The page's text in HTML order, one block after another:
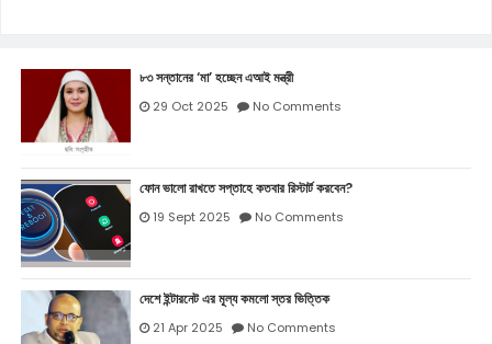
৮৩ সন্তানের ‘মা’ হচ্ছেন এআই মন্ত্রী
29 Oct 2025 No Comments
ফোন ভালো রাখতে সপ্তাহে কতবার রিস্টার্ট করবেন?
19 Sept 2025 No Comments
দেশে ইন্টারনেট এর মূল্য কমলো স্তর ভিত্তিক
21 Apr 2025 No Comments